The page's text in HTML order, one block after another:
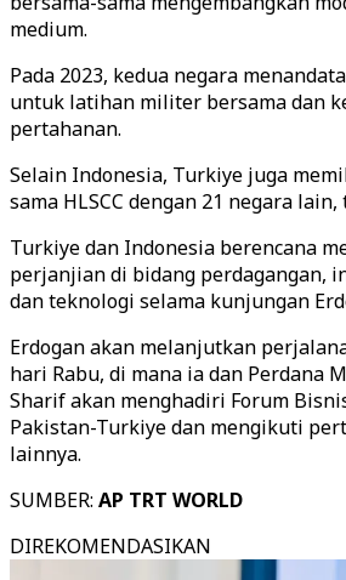
medium.
Pada 2023, kedua negara
untuk latihan militer bersama dan
pertahanan.
Selain Indonesia, Turkiye juga
sama HLSCC dengan 21 negara
Turkiye dan Indonesia berencana
perjanjian di bidang perdagangan,
dan teknologi selama kunjungan
Erdogan akan melanjutkan
hari Rabu, di mana ia dan Perdana
Sharif akan menghadiri Forum
Pakistan-Turkiye dan mengikuti
lainnya.
SUMBER: AP TRT WORLD
DIREKOMENDASIKAN